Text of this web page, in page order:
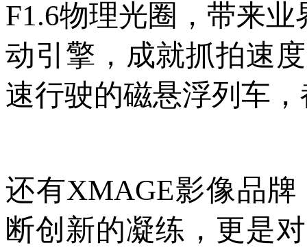
F1.6物理光圈，带来
动引擎，成就抓拍速
速行驶的磁悬浮列车
还有XMAGE影像品
断创新的凝练，更是